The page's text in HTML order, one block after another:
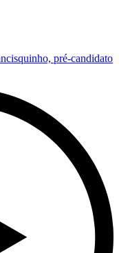
pré-candidato